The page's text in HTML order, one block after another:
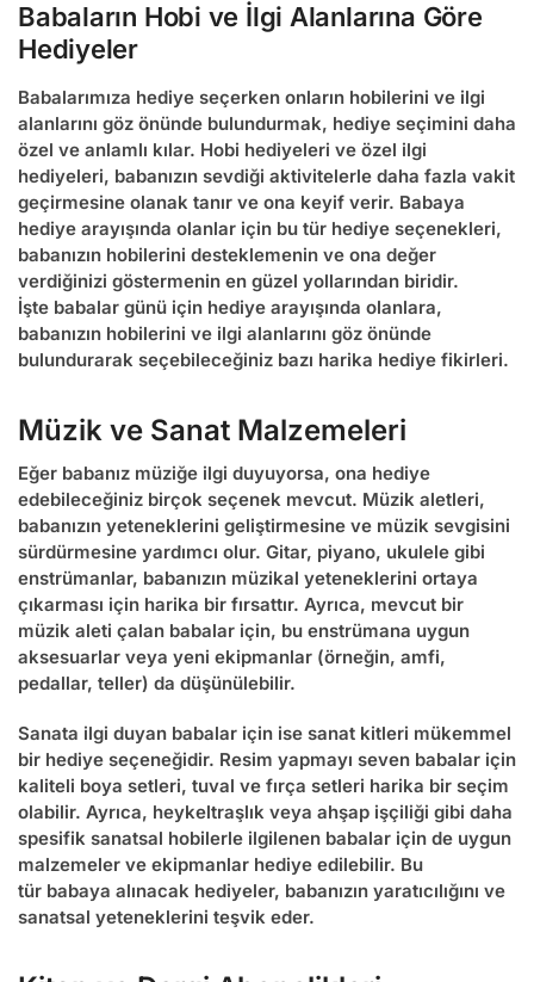
Babaların Hobi ve İlgi Alanlarına Göre
Hediyeler
Babalarımıza hediye seçerken onların hobilerini ve ilgi
alanlarını göz önünde bulundurmak, hediye seçimini daha
özel ve anlamlı kılar. Hobi hediyeleri ve özel ilgi
hediyeleri, babanızın sevdiği aktivitelerle daha fazla vakit
geçirmesine olanak tanır ve ona keyif verir. Babaya
hediye arayışında olanlar için bu tür hediye seçenekleri,
babanızın hobilerini desteklemenin ve ona değer
verdiğinizi göstermenin en güzel yollarından biridir.
İşte babalar günü için hediye arayışında olanlara,
babanızın hobilerini ve ilgi alanlarını göz önünde
bulundurarak seçebileceğiniz bazı harika hediye fikirleri.
Müzik ve Sanat Malzemeleri
Eğer babanız müziğe ilgi duyuyorsa, ona hediye
edebileceğiniz birçok seçenek mevcut. Müzik aletleri,
babanızın yeteneklerini geliştirmesine ve müzik sevgisini
sürdürmesine yardımcı olur. Gitar, piyano, ukulele gibi
enstrümanlar, babanızın müzikal yeteneklerini ortaya
çıkarması için harika bir fırsattır. Ayrıca, mevcut bir
müzik aleti çalan babalar için, bu enstrümana uygun
aksesuarlar veya yeni ekipmanlar (örneğin, amfi,
pedallar, teller) da düşünülebilir.
Sanata ilgi duyan babalar için ise sanat kitleri mükemmel
bir hediye seçeneğidir. Resim yapmayı seven babalar için
kaliteli boya setleri, tuval ve fırça setleri harika bir seçim
olabilir. Ayrıca, heykeltraşlık veya ahşap işçiliği gibi daha
spesifik sanatsal hobilerle ilgilenen babalar için de uygun
malzemeler ve ekipmanlar hediye edilebilir. Bu
tür babaya alınacak hediyeler, babanızın yaratıcılığını ve
sanatsal yeteneklerini teşvik eder.